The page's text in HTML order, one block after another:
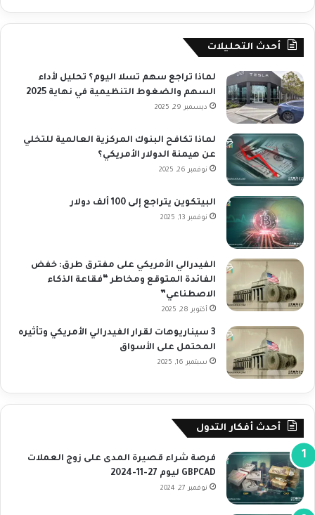
أحدث التحليلات
لماذا تراجع سهم تسلا اليوم؟ تحليل لأداء
السهم والضغوط التنظيمية في نهاية 2025
ديسمبر 29, 2025
لماذا تكافح البنوك المركزية العالمية للتخلي
عن هيمنة الدولار الأمريكي؟
نوفمبر 26, 2025
البيتكوين يتراجع إلى 100 ألف دولار
نوفمبر 13, 2025
الفيدرالي الأمريكي على مفترق طرق: خفض
الفائدة المتوقع ومخاطر “فقاعة الذكاء
الاصطناعي”
أكتوبر 28, 2025
3 سيناريوهات لقرار الفيدرالي الأمريكي وتأثيره
المحتمل على الأسواق
سبتمبر 16, 2025
أحدث أفكار التدول
فرصة شراء قصيرة المدى على زوج العملات
GBPCAD ليوم 27-11-2024
نوفمبر 27, 2024